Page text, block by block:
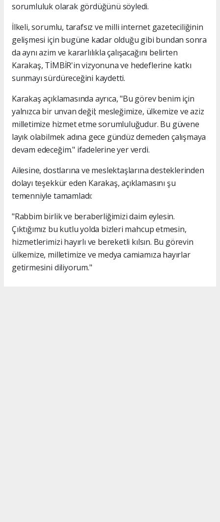
sorumluluk olarak gördüğünü söyledi.
İlkeli, sorumlu, tarafsız ve milli internet gazeteciliğinin
gelişmesi için bugüne kadar olduğu gibi bundan sonra
da aynı azim ve kararlılıkla çalışacağını belirten
Karakaş, TİMBİR'in vizyonuna ve hedeflerine katkı
sunmayı sürdüreceğini kaydetti.
Karakaş açıklamasında ayrıca, "Bu görev benim için
yalnızca bir unvan değil; mesleğimize, ülkemize ve aziz
milletimize hizmet etme sorumluluğudur. Bu güvene
layık olabilmek adına gece gündüz demeden çalışmaya
devam edeceğim." ifadelerine yer verdi.
Ailesine, dostlarına ve meslektaşlarına desteklerinden
dolayı teşekkür eden Karakaş, açıklamasını şu
temenniyle tamamladı:
"Rabbim birlik ve beraberliğimizi daim eylesin.
Çıktığımız bu kutlu yolda bizleri mahcup etmesin,
hizmetlerimizi hayırlı ve bereketli kılsın. Bu görevin
ülkemize, milletimize ve medya camiamıza hayırlar
getirmesini diliyorum."